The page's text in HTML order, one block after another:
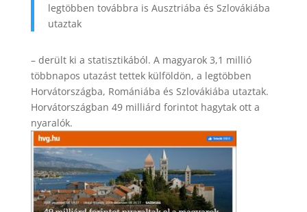
legtöbben továbbra is Ausztriába és Szlovákiába
utaztak
– derült ki a statisztikából. A magyarok 3,1 millió
többnapos utazást tettek külföldön, a legtöbben
Horvátországba, Romániába és Szlovákiába utaztak.
Horvátországban 49 milliárd forintot hagytak ott a
nyaralók.